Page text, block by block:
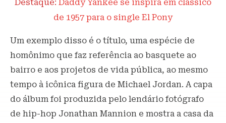
Destaque: Daddy Yankee se inspira em clássico
de 1957 para o single El Pony
Um exemplo disso é o título, uma espécie de
homônimo que faz referência ao basquete ao
bairro e aos projetos de vida pública, ao mesmo
tempo à icônica figura de Michael Jordan. A capa
do álbum foi produzida pelo lendário fotógrafo
de hip-hop Jonathan Mannion e mostra a casa da